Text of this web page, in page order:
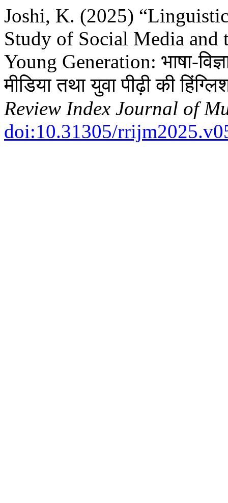
Joshi, K. (2025)
Study of Social Media
Young Generation: भाषा-
मीडिया तथा युवा पीढ़ी की
Review Index Journal of
doi:10.31305/